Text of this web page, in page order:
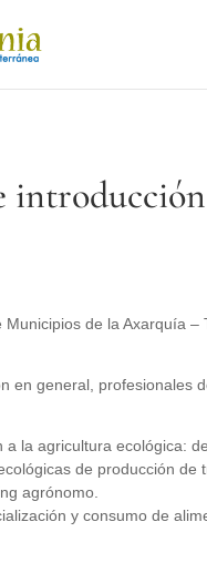
Municipios de la Axarquía
en general, profesionales
a la agricultura ecológica:
de producción de
agrónomo.
y consumo de